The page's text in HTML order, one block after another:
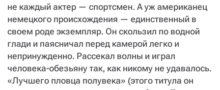
не каждый актер — спортсмен. А уж американец
немецкого происхождения — единственный в
своем роде экземпляр. Он скользил по водной
глади и паясничал перед камерой легко и
непринужденно. Рассекал волны и играл
человека-обезьяну так, как никому не удавалось.
«Лучшего пловца полувека» (этого титула он